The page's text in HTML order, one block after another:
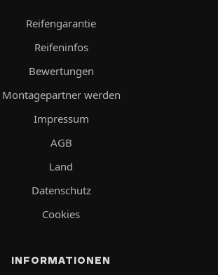
Reifengarantie
Reifeninfos
Bewertungen
Montagepartner werden
Impressum
AGB
Land
Datenschutz
Cookies
INFORMATIONEN